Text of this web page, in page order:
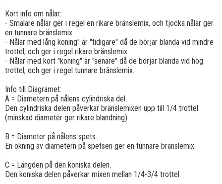
Kort info om nålar:
- Smalare nålar ger i regel en rikare bränslemix, och tjocka nålar ger
en tunnare bränslemix
- Nålar med lång koning" är "tidigare" då de börjar blanda vid mindre
trottel, och ger i regel rikare bränslemix.
- Nålar med kort "koning" är "senare" då de börjar blanda vid hög
trottel, och ger i regel tunnare bränslemix.
Info till Diagramet:
A = Diametern på nålens cylindriska del.
Den cylindriska delen påverkar bränslemixen upp till 1/4 trottel.
(minskad diameter ger rikare blandning)
B = Diameter på nålens spets
En ökning av diametern på spetsen ger en tunnare bränslemix.
C = Längden på den koniska delen.
Den koniska delen påverkar mixen mellan 1/4-3/4 trottel.